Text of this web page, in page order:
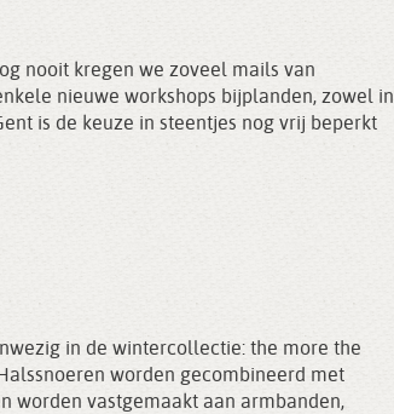
nooit kregen we zoveel mails van
nieuwe workshops bijplanden, zowel in
is de keuze in steentjes nog vrij beperkt
in de wintercollectie: the more the
worden gecombineerd met
worden vastgemaakt aan armbanden,